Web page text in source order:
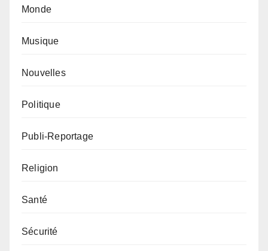
Monde
Musique
Nouvelles
Politique
Publi-Reportage
Religion
Santé
Sécurité